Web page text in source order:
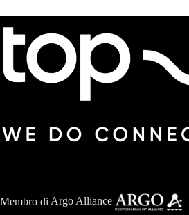
Membro di Argo Alliance